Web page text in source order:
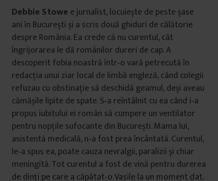
Debbie Stowe e jurnalist, locuiește de peste șase
ani în București și a scris două ghiduri de călătorie
despre România. Ea crede că nu curentul, cât
îngrijorarea le dă românilor dureri de cap. A
descoperit fobia noastră într‑o vară petrecută în
redacția unui ziar local de limbă engleză, când colegii
refuzau cu obstinație să deschidă geamul, deși aveau
cămășile lipite de spate. S‑a reîntâlnit cu ea când i‑a
propus iubitului ei român să cumpere un ventilator
pentru nopțile sufocante din București. Mama lui,
asistentă medicală, n‑a fost prea încântată. Curentul,
le‑a spus ea, poate cauza nevralgii, paralizii și chiar
meningită. Tot curentul a fost de vină pentru durerea
de dinți pe care a căpătat‑o Vasile la un moment dat.